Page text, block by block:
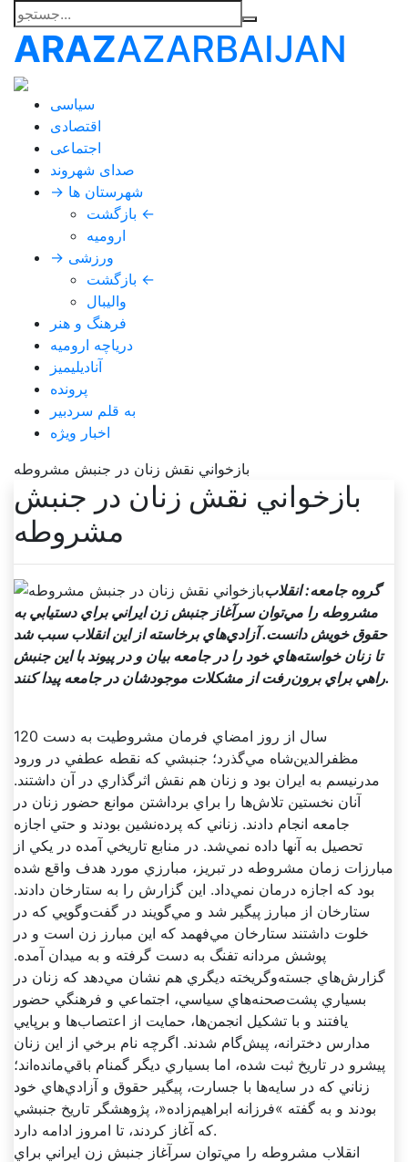
ARAZAZARBAIJAN
سیاسی
اقتصادی
اجتماعی
صدای شهروند
→ شهرستان ها
بازگشت ←
ارومیه
→ ورزشی
بازگشت ←
والیبال
فرهنگ و هنر
دریاچه ارومیه
آنادیلیمیز
پرونده
به قلم سردبیر
اخبار ویژه
بازخواني نقش زنان در جنبش مشروطه
بازخواني نقش زنان در جنبش
مشروطه
گروه جامعه: انقلاب
مشروطه را مي‌توان سرآغاز جنبش زن ايراني براي دستيابي به
حقوق خويش دانست. آزادي‌هاي برخاسته از اين انقلاب سبب شد
تا زنان خواسته‌هاي خود را در جامعه بيان و در پيوند با اين جنبش
راهي براي برون‌رفت از مشکلات موجودشان در جامعه پيدا کنند.
120 سال از روز امضاي فرمان مشروطيت به دست
مظفرالدين‌شاه مي‌گذرد؛ جنبشي که نقطه عطفي در ورود
مدرنيسم به ايران بود و زنان هم نقش اثرگذاري در آن داشتند.
آنان نخستين تلاش‌ها را براي برداشتن موانع حضور زنان در
جامعه انجام دادند. زناني که پرده‌نشين بودند و حتي اجازه
تحصيل به آنها داده نمي‌شد. در منابع تاريخي آمده در يکي از
مبارزات زمان مشروطه در تبريز، مبارزي مورد هدف واقع شده
بود که اجازه درمان نمي‌داد. اين گزارش را به ستارخان دادند.
ستارخان از مبارز پيگير شد و مي‌گويند در گفت‌وگويي که در
خلوت داشتند ستارخان مي‌فهمد که اين مبارز زن است و در
پوشش مردانه تفنگ به دست گرفته و به ميدان آمده.
گزارش‌هاي جسته‌وگريخته ديگري هم نشان مي‌دهد که زنان در
بسياري پشت‌صحنه‌هاي سياسي، اجتماعي و فرهنگي حضور
يافتند و با تشکيل انجمن‌ها، حمايت از اعتصاب‌ها و برپايي
مدارس دخترانه، پيش‌گام شدند. اگرچه نام برخي از اين زنان
پيشرو در تاريخ ثبت شده، اما بسياري ديگر گمنام باقي‌مانده‌اند؛
زناني که در سايه‌ها با جسارت، پيگير حقوق و آزادي‌هاي خود
بودند و به گفته »فرزانه ابراهيم‌زاده«، پژوهشگر تاريخ جنبشي
که آغاز کردند، تا امروز ادامه دارد.
انقلاب مشروطه را مي‌توان سرآغاز جنبش زن ايراني براي